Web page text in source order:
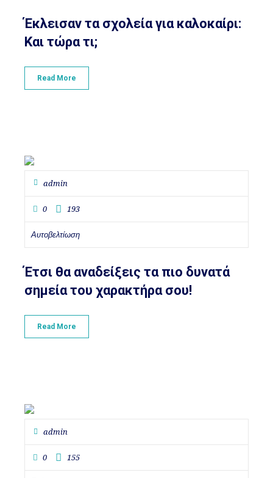
Έκλεισαν τα σχολεία για καλοκαίρι:
Και τώρα τι;
Read More
admin
0 193
Αυτοβελτίωση
Έτσι θα αναδείξεις τα πιο δυνατά
σημεία του χαρακτήρα σου!
Read More
admin
0 155